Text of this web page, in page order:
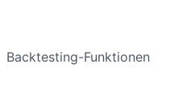
Backtesting-Funktionen